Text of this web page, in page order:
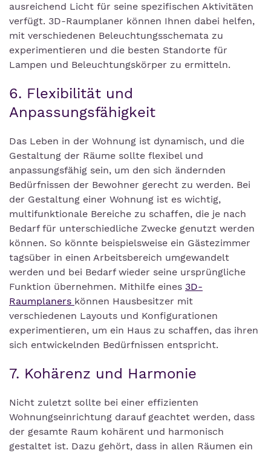
ausreichend Licht für seine spezifischen Aktivitäten
verfügt. 3D-Raumplaner können Ihnen dabei helfen,
mit verschiedenen Beleuchtungsschemata zu
experimentieren und die besten Standorte für
Lampen und Beleuchtungskörper zu ermitteln.
6. Flexibilität und
Anpassungsfähigkeit
Das Leben in der Wohnung ist dynamisch, und die
Gestaltung der Räume sollte flexibel und
anpassungsfähig sein, um den sich ändernden
Bedürfnissen der Bewohner gerecht zu werden. Bei
der Gestaltung einer Wohnung ist es wichtig,
multifunktionale Bereiche zu schaffen, die je nach
Bedarf für unterschiedliche Zwecke genutzt werden
können. So könnte beispielsweise ein Gästezimmer
tagsüber in einen Arbeitsbereich umgewandelt
werden und bei Bedarf wieder seine ursprüngliche
Funktion übernehmen. Mithilfe eines 3D-
Raumplaners können Hausbesitzer mit
verschiedenen Layouts und Konfigurationen
experimentieren, um ein Haus zu schaffen, das ihren
sich entwickelnden Bedürfnissen entspricht.
7. Kohärenz und Harmonie
Nicht zuletzt sollte bei einer effizienten
Wohnungseinrichtung darauf geachtet werden, dass
der gesamte Raum kohärent und harmonisch
gestaltet ist. Dazu gehört, dass in allen Räumen ein